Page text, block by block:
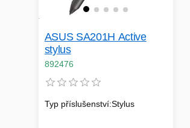
ASUS SA201H Active
stylus
892476
Typ příslušenství:Stylus